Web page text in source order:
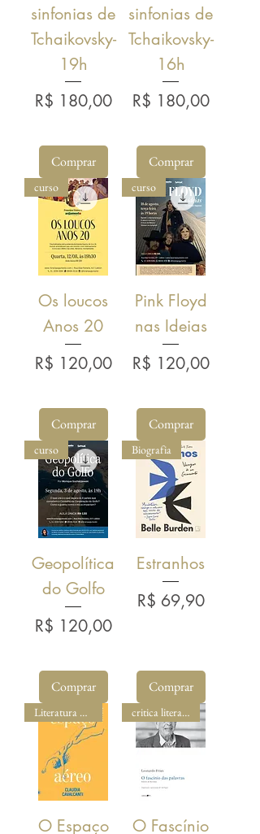
sinfonias de
Tchaikovsky-
19h
Preço
R$ 180,00
Comprar
sinfonias de
Tchaikovsky-
16h
Preço
R$ 180,00
Comprar
curso
Os loucos
Anos 20
Preço
R$ 120,00
Comprar
curso
Pink Floyd
nas Ideias
Preço
R$ 120,00
Comprar
curso
Geopolítica
do Golfo
Preço
R$ 120,00
Comprar
Biografia
Estranhos
Preço
R$ 69,90
Comprar
Literatura Brasileira
O Espaço
critica literaria
O Fascínio